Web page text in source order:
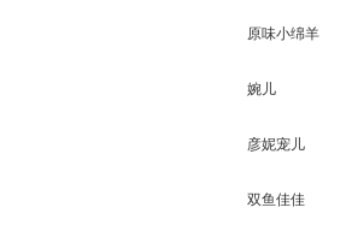
原味小绵羊
婉儿
彦妮宠儿
双鱼佳佳